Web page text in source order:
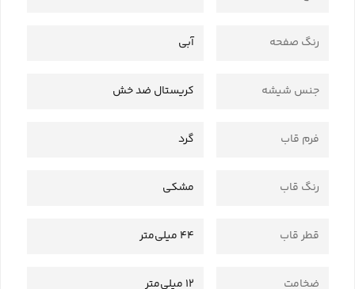
رنگ صفحه آبی
جنس شیشه کریستال ضد خش
فرم قاب گرد
رنگ قاب مشکی
قطر قاب 44 میلی‌متر
ضخامت 12 میلی‌متر